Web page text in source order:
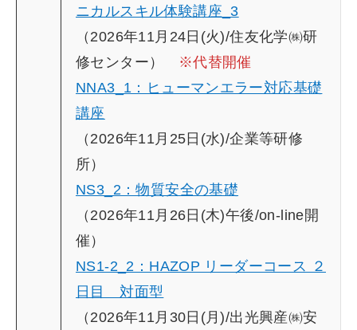
ニカルスキル体験講座_3
（2026年11月24日(火)/住友化学㈱研
修センター）
※代替開催
NNA3_1：ヒューマンエラー対応基礎
講座
（2026年11月25日(水)/企業等研修
所）
NS3_2：物質安全の基礎
（2026年11月26日(木)午後/on-line開
催）
NS1-2_2：HAZOP リーダーコース ２
日目 対面型
（2026年11月30日(月)/出光興産㈱安